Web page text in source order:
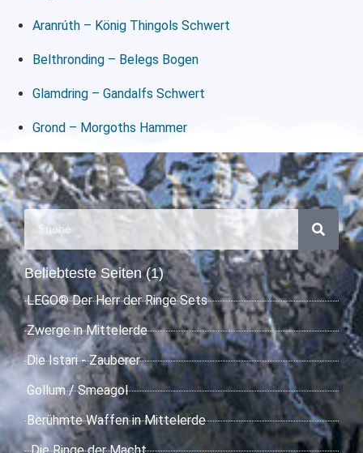
Aranrúth – König Thingols Schwert
Belthronding – Belegs Bogen
Glamdring – Gandalfs Schwert
Grond – Morgoths Hammer
Beliebteste Seiten (1)
LEGO® Der Herr der Ringe Sets
Zwerge in Mittelerde
Die Istari - Zauberer
Gollum / Smeagol
Berühmte Waffen in Mittelerde